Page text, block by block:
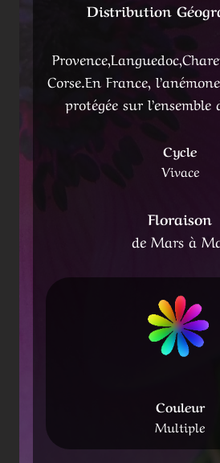
Distribution
Corse.En France,
protégée sur
Cycle
Vivace
Floraison
de Mars à
Couleur
Multiple